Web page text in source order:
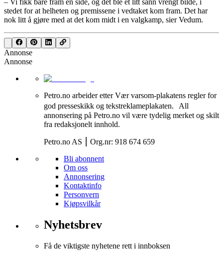
stedet for at helheten og premissene i vedtaket kom fram. Det har
nok litt å gjøre med at det kom midt i en valgkamp, sier Vedum.
Annonse
Annonse
Petro.no arbeider etter Vær varsom-plakatens regler for
god presseskikk og tekstreklameplakaten. All
annonsering på Petro.no vil være tydelig merket og skilt
fra redaksjonelt innhold.
Petro.no AS ⎮ Org.nr: 918 674 659
Bli abonnent
Om oss
Annonsering
Kontaktinfo
Personvern
Kjøpsvilkår
Nyhetsbrev
Få de viktigste nyhetene rett i innboksen